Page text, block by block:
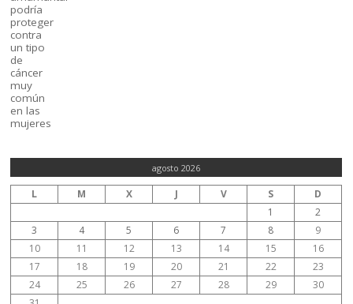
agosto 2026
L M X J V S
D
1
2
3
4 5 6 7 8
9
10
11 12 13 14 15
16
17
18 19 20 21 22
23
24
25 26 27 28 29
30